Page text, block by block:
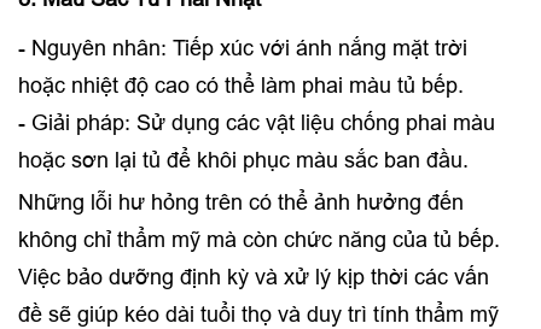
- Nguyên nhân: Tiếp xúc với ánh nắng mặt trời
hoặc nhiệt độ cao có thể làm phai màu tủ bếp.
- Giải pháp: Sử dụng các vật liệu chống phai màu
hoặc sơn lại tủ để khôi phục màu sắc ban đầu.
Những lỗi hư hỏng trên có thể ảnh hưởng đến
không chỉ thẩm mỹ mà còn chức năng của tủ bếp.
Việc bảo dưỡng định kỳ và xử lý kịp thời các vấn
đề sẽ giúp kéo dài tuổi thọ và duy trì tính thẩm mỹ